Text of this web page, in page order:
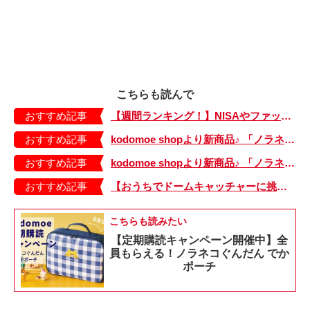
こちらも読んで
おすすめ記事
【週間ランキング！】NISAやファッションの記事がランクイン！ kodomoe web 7月19日～25日の週間TOP5★
おすすめ記事
kodomoe shopより新商品♪ 「ノラネコぐんだん」耐熱マグ3種が登場！
おすすめ記事
kodomoe shopより新商品♪ 「ノラネコぐんだん」なりきり帽子（大、小）が登場！
おすすめ記事
【おうちでドームキャッチャーに挑戦だ】アンパンマン わくわくドームキャッチャー
こちらも読みたい
【定期購読キャンペーン開催中】全
員もらえる！ノラネコぐんだん でか
ポーチ